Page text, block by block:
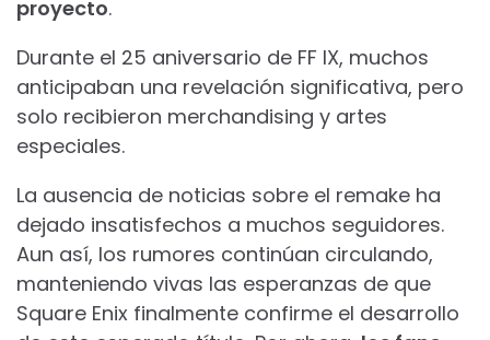
proyecto.
Durante el 25 aniversario de FF IX, muchos
anticipaban una revelación significativa, pero
solo recibieron merchandising y artes
especiales.
La ausencia de noticias sobre el remake ha
dejado insatisfechos a muchos seguidores.
Aun así, los rumores continúan circulando,
manteniendo vivas las esperanzas de que
Square Enix finalmente confirme el desarrollo